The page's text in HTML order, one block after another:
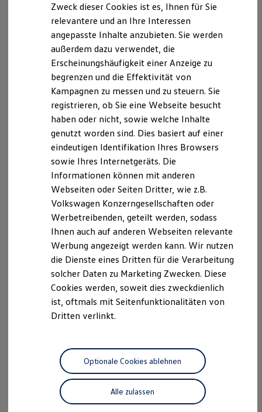
Kaufoptionen
E-Auto-Förderung
Software und Konnektivität
Die ID. Software 6
ID. Software Versionen und Updates
Digitale Extras
Schnittstellen zu Ihrem ID.
Hybridautos
Marke und Erlebnis
Volkswagen R und R Experience
R-Modelle
R Experience
Driving Experience
Volkswagen entdecken
Werkbesichtigung
Lifestyle Shop
T-Roc Kollektion
Golf Kollektion
ID. Kollektion
Volkswagen Kollektion
R-Kollektion
GTI Kollektion
Fußball Drop
we drive football
#wedriveproud
Besitzer und Service
Software Updates
Service und Ersatzteile
Motorenöl und Flüssigkeiten
Räder und Reifen
Pannen- und Unfallhilfe
Economy Service
Volkswagen Teile
Zubehör
Der T-Cross
Wendig, flexibel, vielseitig. Entdecken Sie den
T‑Cross.
Mehr zum T-Cross erfahren
Der ID.4
Kraftvoll wie ein SUV, nachhaltig wie ein ID.
Entdecken Sie den ID.4!
Zweck dieser Cookies ist es, Ihnen für Sie
relevantere und an Ihre Interessen
angepasste Inhalte anzubieten. Sie werden
außerdem dazu verwendet, die
Erscheinungshäufigkeit einer Anzeige zu
begrenzen und die Effektivität von
Kampagnen zu messen und zu steuern. Sie
registrieren, ob Sie eine Webseite besucht
haben oder nicht, sowie welche Inhalte
genutzt worden sind. Dies basiert auf einer
eindeutigen Identifikation Ihres Browsers
sowie Ihres Internetgeräts. Die
Informationen können mit anderen
Webseiten oder Seiten Dritter, wie z.B.
Volkswagen Konzerngesellschaften oder
Werbetreibenden, geteilt werden, sodass
Ihnen auch auf anderen Webseiten relevante
Werbung angezeigt werden kann. Wir nutzen
die Dienste eines Dritten für die Verarbeitung
solcher Daten zu Marketing Zwecken. Diese
Cookies werden, soweit dies zweckdienlich
ist, oftmals mit Seitenfunktionalitäten von
Dritten verlinkt.
Alle zulassen
Optionale Cookies ablehnen